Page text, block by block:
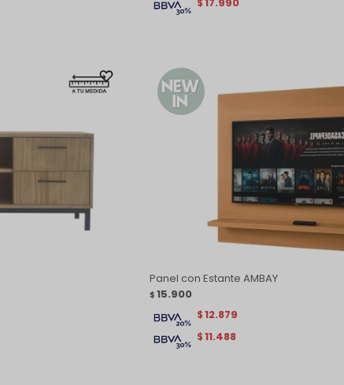
$
Panel con Estante AMBAY
$ 15.900
$ 11.488
$ 12.879